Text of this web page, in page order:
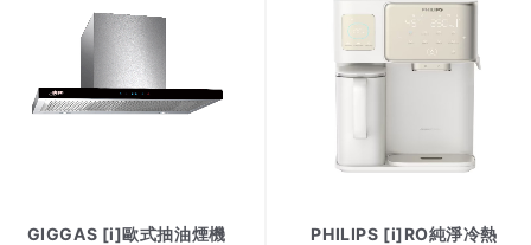
GIGGAS [i]歐式抽油煙機
PHILIPS [i]RO純淨冷熱